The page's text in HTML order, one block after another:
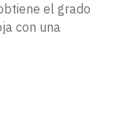
el grado
con una